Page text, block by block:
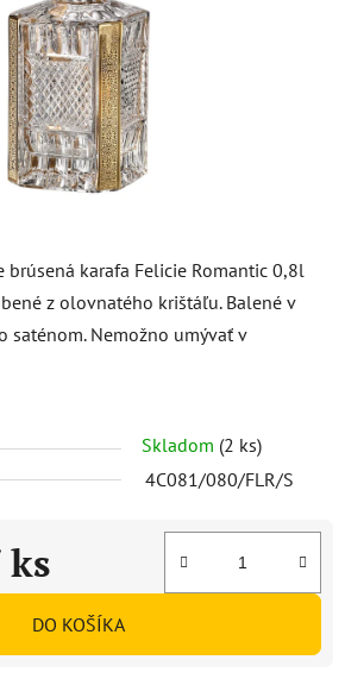
brúsená karafa Felicie Romantic 0,8l
z olovnatého krištáľu. Balené v
saténom. Nemožno umývať v
Skladom (2 ks)
4C081/080/FLR/S
ks
DO KOŠÍKA